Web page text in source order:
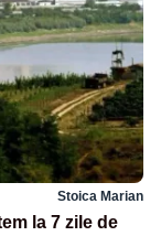
Stoica Marian
la 7 zile de